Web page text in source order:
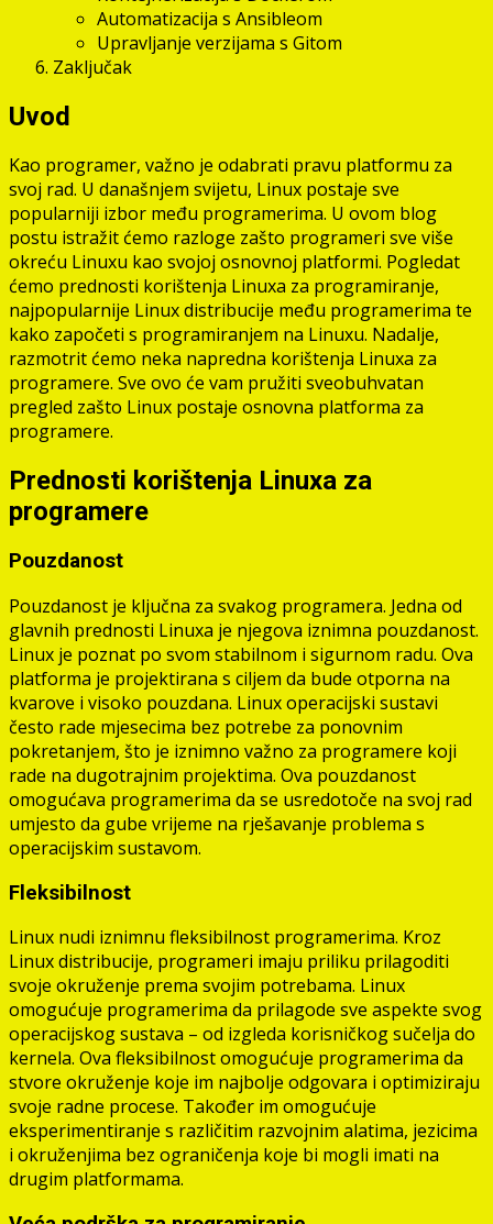
Automatizacija s Ansibleom
Upravljanje verzijama s Gitom
Zaključak
Uvod
Kao programer, važno je odabrati pravu platformu za
svoj rad. U današnjem svijetu, Linux postaje sve
popularniji izbor među programerima. U ovom blog
postu istražit ćemo razloge zašto programeri sve više
okreću Linuxu kao svojoj osnovnoj platformi. Pogledat
ćemo prednosti korištenja Linuxa za programiranje,
najpopularnije Linux distribucije među programerima te
kako započeti s programiranjem na Linuxu. Nadalje,
razmotrit ćemo neka napredna korištenja Linuxa za
programere. Sve ovo će vam pružiti sveobuhvatan
pregled zašto Linux postaje osnovna platforma za
programere.
Prednosti korištenja Linuxa za
programere
Pouzdanost
Pouzdanost je ključna za svakog programera. Jedna od
glavnih prednosti Linuxa je njegova iznimna pouzdanost.
Linux je poznat po svom stabilnom i sigurnom radu. Ova
platforma je projektirana s ciljem da bude otporna na
kvarove i visoko pouzdana. Linux operacijski sustavi
često rade mjesecima bez potrebe za ponovnim
pokretanjem, što je iznimno važno za programere koji
rade na dugotrajnim projektima. Ova pouzdanost
omogućava programerima da se usredotoče na svoj rad
umjesto da gube vrijeme na rješavanje problema s
operacijskim sustavom.
Fleksibilnost
Linux nudi iznimnu fleksibilnost programerima. Kroz
Linux distribucije, programeri imaju priliku prilagoditi
svoje okruženje prema svojim potrebama. Linux
omogućuje programerima da prilagode sve aspekte svog
operacijskog sustava – od izgleda korisničkog sučelja do
kernela. Ova fleksibilnost omogućuje programerima da
stvore okruženje koje im najbolje odgovara i optimiziraju
svoje radne procese. Također im omogućuje
eksperimentiranje s različitim razvojnim alatima, jezicima
i okruženjima bez ograničenja koje bi mogli imati na
drugim platformama.